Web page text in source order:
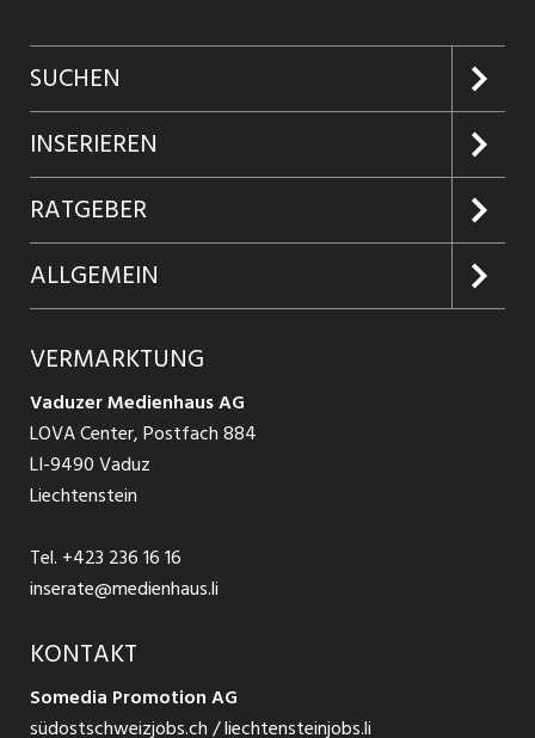
SUCHEN
Jobs suchen
Jobabo
Firmen entdecken
Jobs in Graubünden
Jobs in St. Gallen
Jobs in Glarus
Jobs in der Südostschweiz
Temporär Jobs
Teilzeit Jobs
Praktikum
INSERIEREN
Kundenlogin
Inserieren
Produkte
Schnittstelle
RATGEBER
Glossar
Ratgeber Bewerbung / Rekrutierung
ALLGEMEIN
AGB
Datenschutzbestimmungen
Nutzungsbedingungen
Impressum
VERMARKTUNG
Vaduzer Medienhaus AG
LOVA Center, Postfach 884
LI-9490 Vaduz
Liechtenstein
Tel. +423 236 16 16
inserate@medienhaus.li
KONTAKT
Somedia Promotion AG
südostschweizjobs.ch / liechtensteinjobs.li